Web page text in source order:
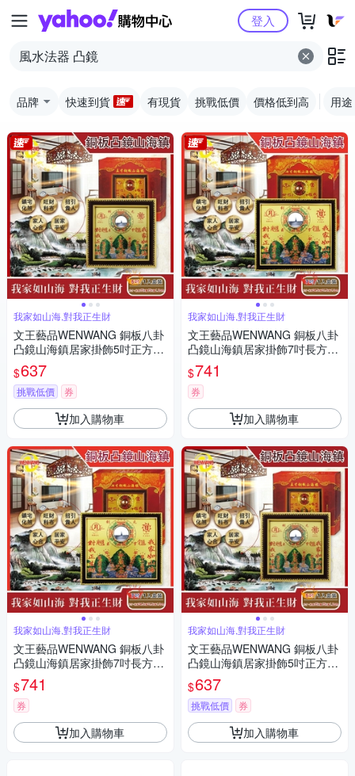
Yahoo購物中心登入
品牌 快速到貨 有現貨 挑戰低價 價格低到高 用途
我家如山海,對我正生財
文王藝品WENWANG 銅板八卦
凸鏡山海鎮居家掛飾5吋正方形
1組
$637
挑戰低價 券
加入購物車
我家如山海,對我正生財
文王藝品WENWANG 銅板八卦
凸鏡山海鎮居家掛飾7吋長方形
1組
$741
券
加入購物車
我家如山海,對我正生財
文王藝品WENWANG 銅板八卦
凸鏡山海鎮居家掛飾7吋長方形
1組
$741
券
加入購物車
我家如山海,對我正生財
文王藝品WENWANG 銅板八卦
凸鏡山海鎮居家掛飾5吋正方形
1組
$637
挑戰低價 券
加入購物車